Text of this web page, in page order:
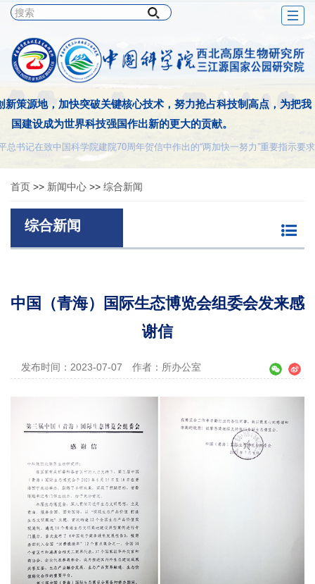
新策源地，加快突破关键核心技术，努力抢占科技制高点，为把我
国建设成为世界科技强国作出新的更大的贡献。
书记在致中国科学院建院70周年贺信中作出的“两加快一努力”重要指示要求
首页 >> 新闻中心 >> 综合新闻
综合新闻
中国（青海）国际生态博览会组委会发来感
谢信
发布时间：2023-07-07 作者：所办公室